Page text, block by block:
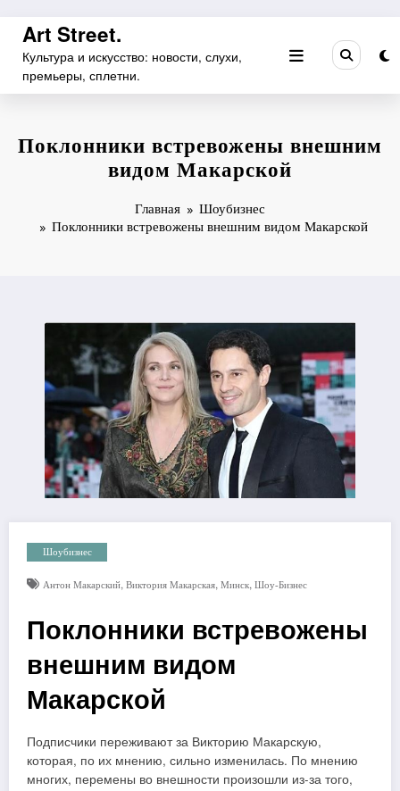
Перейти
содержимому
Art Street.
Культура и искусство: новости, слухи,
премьеры, сплетни.
Поклонники встревожены внешним
видом Макарской
Главная
Шоубизнес
Поклонники встревожены внешним видом Макарской
Шоубизнес
Антон Макарский, Виктория Макарская, Минск, Шоу-Бизнес
Поклонники встревожены
внешним видом
Макарской
Подписчики переживают за Викторию Макарскую,
которая, по их мнению, сильно изменилась. По мнению
многих, перемены во внешности произошли из-за того,